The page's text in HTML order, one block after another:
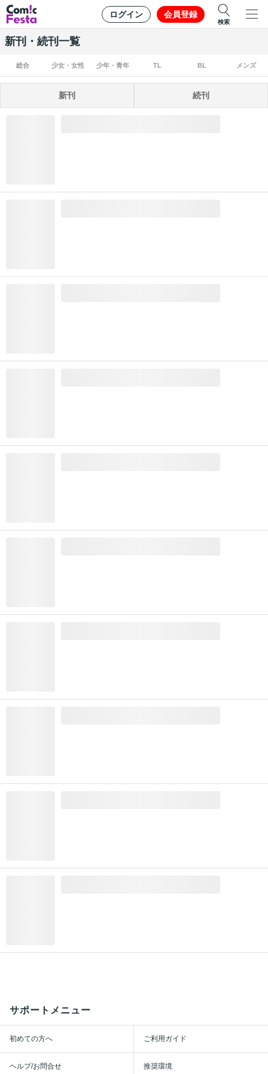
ログイン 会員登録
検索
新刊・続刊一覧
総合 少女・女性 少年・青年 TL BL メンズ
新刊 続刊
サポートメニュー
初めての方へ ご利用ガイド
ヘルプ/お問合せ 推奨環境